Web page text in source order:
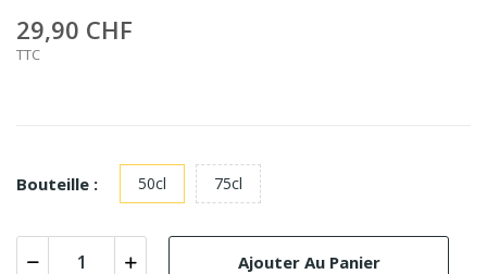
29,90 CHF
TTC
Bouteille : 50cl 75cl
Ajouter Au Panier